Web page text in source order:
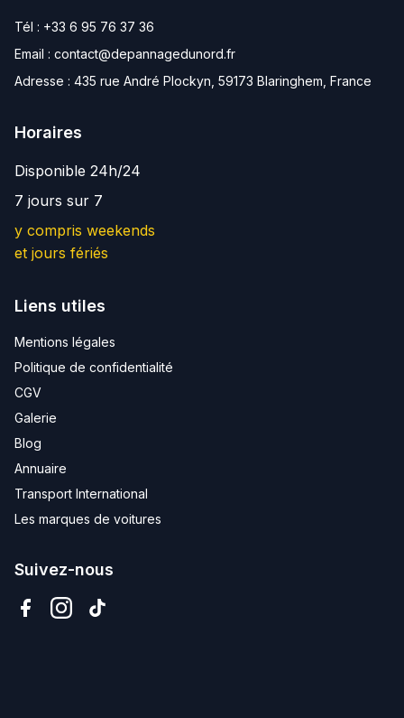
Tél : +33 6 95 76 37 36
Email : contact@depannagedunord.fr
Adresse : 435 rue André Plockyn, 59173 Blaringhem, France
Horaires
Disponible 24h/24
7 jours sur 7
y compris weekends
et jours fériés
Liens utiles
Mentions légales
Politique de confidentialité
CGV
Galerie
Blog
Annuaire
Transport International
Les marques de voitures
Suivez-nous